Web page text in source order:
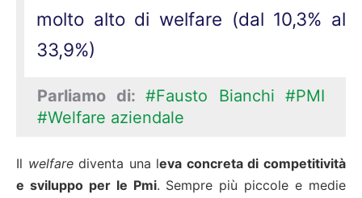
molto alto di welfare (dal 10,3% al
33,9%)
Parliamo di: #Fausto Bianchi #PMI
#Welfare aziendale
Il welfarediventa una leva concreta di competitività
e sviluppo per le Pmi. Sempre più piccole e medie